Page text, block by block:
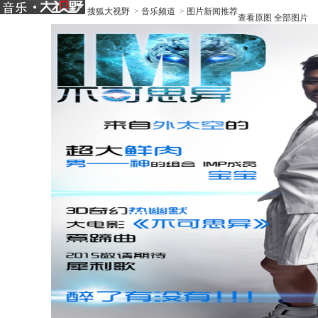
搜狐大视野 > 音乐频道 > 图片新闻推荐
查看原图 全部图片